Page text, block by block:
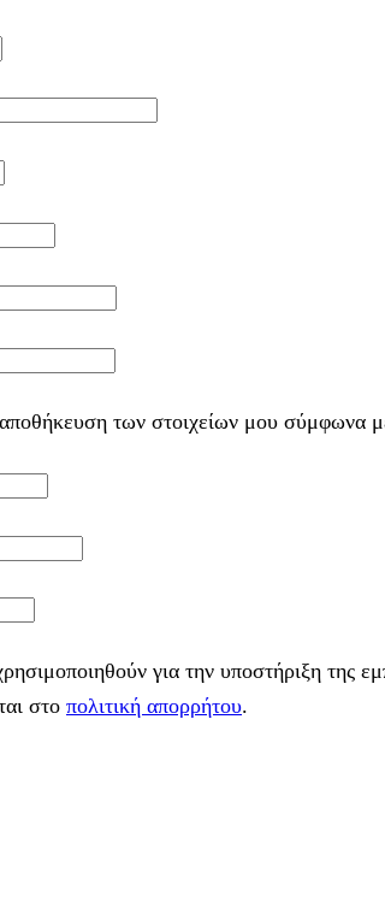
των στοιχείων μου σύμφωνα
για την υποστήριξη της
στο πολιτική απορρήτου.